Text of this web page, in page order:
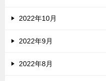
2022年10月
2022年9月
2022年8月